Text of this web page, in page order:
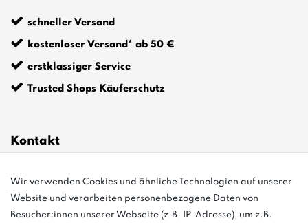
schneller Versand
kostenloser Versand* ab 50 €
erstklassiger Service
Trusted Shops Käuferschutz
Kontakt
info@bonvenon.de
03763 4048350
Wir verwenden Cookies und ähnliche Technologien auf unserer
Website und verarbeiten personenbezogene Daten von
Besucher:innen unserer Webseite (z.B. IP-Adresse), um z.B.